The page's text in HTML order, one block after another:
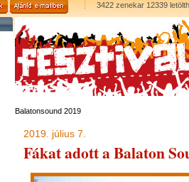
3422 zenekar 12339
Balatonsound 2019
2019. július 7.
Fákat adott a Balaton